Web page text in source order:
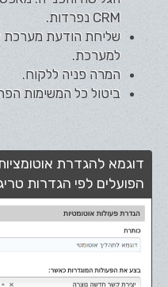
CRM נפרדות.
שליחת הודעת מערכת
למערכת.
המרה פניה ללקוח.
ביטול כל המשימות
דוגמא להגדרת
הפועלים לפי הגדרות